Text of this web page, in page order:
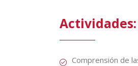
Actividades:
Comprensión de